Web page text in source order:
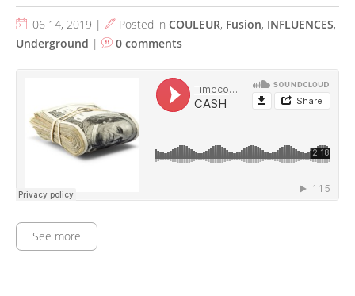
06 14, 2019 | Posted in COULEUR, Fusion, INFLUENCES,
Underground | 0 comments
See more